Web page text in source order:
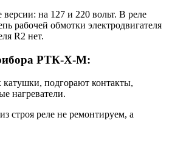
на 127 и 220 вольт. В реле
рабочей обмотки электродвигателя
R2 нет.
РТК-Х-М:
катушки, подгорают контакты,
нагреватели.
строя реле не ремонтируем, а